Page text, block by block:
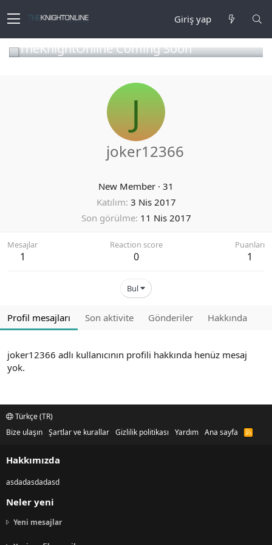
Giriş yap
TheKnightOnline Coming Soon
J
joker12366
New Member · 31
Katılım 3 Nis 2017
Son görülme 11 Nis 2017
Mesajlar
1
Reaction score
0
Puanları
1
Bul
Profil mesajları Son aktivite Gönderiler Hakkında
joker12366 adlı kullanıcının profili hakkında henüz mesaj
yok.
Türkçe (TR)
Bize ulaşın Şartlar ve kurallar Gizlilik politikası Yardım Ana sayfa
R
Hakkımızda
asdadasdadasd
Neler yeni
Yeni mesajlar